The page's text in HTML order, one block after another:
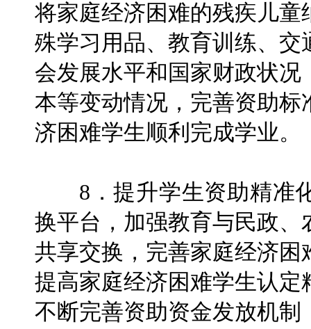
将家庭经济困难的残疾儿
殊学习用品、教育训练、
会发展水平和国家财政状
本等变动情况，完善资助
济困难学生顺利完成学业。
8．提升学生资助精准
换平台，加强教育与民政
共享交换，完善家庭经济
提高家庭经济困难学生认
不断完善资助资金发放机